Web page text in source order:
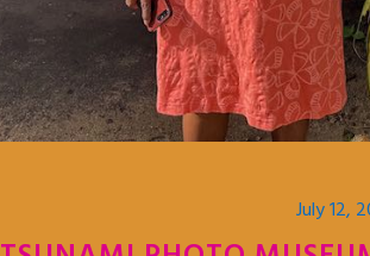
July 12,